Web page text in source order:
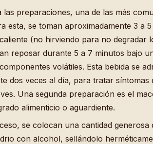
las preparaciones, una de las más
esta, se toman aproximadamente 3 a
(no hirviendo para no degradar
reposar durante 5 a 7 minutos bajo
volátiles. Esta bebida se
dos veces al día, para tratar síntomas
Una segunda preparación es el
alimenticio o aguardiente.
se colocan una cantidad
con alcohol, sellándolo